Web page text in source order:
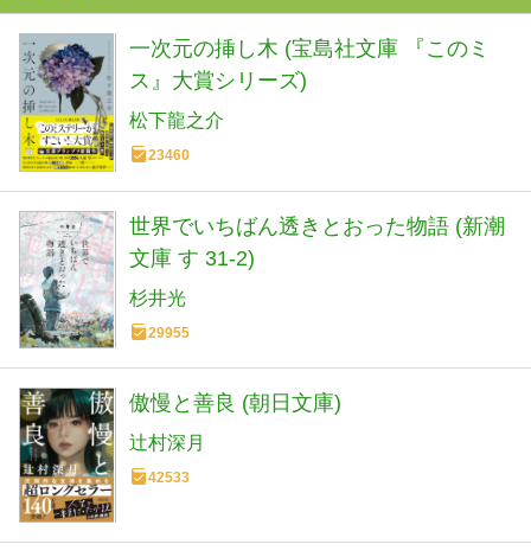
一次元の挿し木 (宝島社文庫 『このミ
ス』大賞シリーズ)
松下龍之介
23460
世界でいちばん透きとおった物語 (新潮
文庫 す 31-2)
杉井光
29955
傲慢と善良 (朝日文庫)
辻村深月
42533